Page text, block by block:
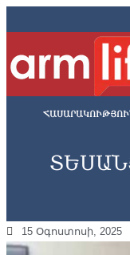
15 Օգոստոսի, 2025